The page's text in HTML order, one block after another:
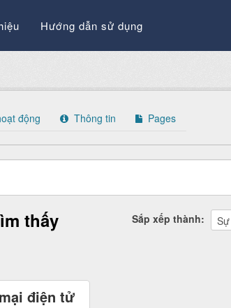
Hướng dẫn sử dụng
động Thông tin Pages
Sắp xếp thành
thấy
điện tử